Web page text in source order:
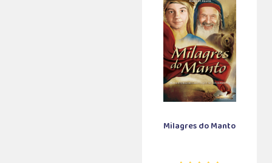
Milagres do Manto